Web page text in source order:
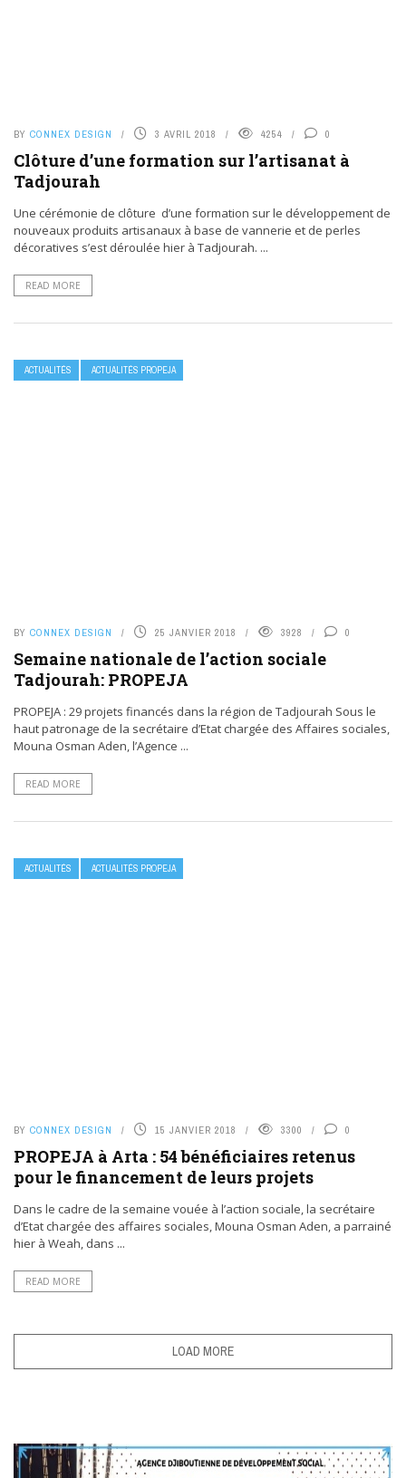
BY CONNEX DESIGN 3 AVRIL 2018 4254 0
Clôture d’une formation sur l’artisanat à
Tadjourah
Une cérémonie de clôture d’une formation sur le développement de
nouveaux produits artisanaux à base de vannerie et de perles
décoratives s’est déroulée hier à Tadjourah. ...
READ MORE
ACTUALITÉS ACTUALITÉS PROPEJA
BY CONNEX DESIGN 25 JANVIER 2018 3928 0
Semaine nationale de l’action sociale
Tadjourah: PROPEJA
PROPEJA : 29 projets financés dans la région de Tadjourah Sous le
haut patronage de la secrétaire d’Etat chargée des Affaires sociales,
Mouna Osman Aden, l’Agence ...
READ MORE
ACTUALITÉS ACTUALITÉS PROPEJA
BY CONNEX DESIGN 15 JANVIER 2018 3300 0
PROPEJA à Arta : 54 bénéficiaires retenus
pour le financement de leurs projets
Dans le cadre de la semaine vouée à l’action sociale, la secrétaire
d’Etat chargée des affaires sociales, Mouna Osman Aden, a parrainé
hier à Weah, dans ...
READ MORE
LOAD MORE